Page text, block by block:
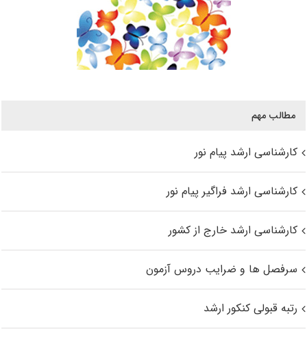
مطالب مهم
کارشناسی ارشد پیام نور
کارشناسی ارشد فراگیر پیام نور
کارشناسی ارشد خارج از کشور
سرفصل ها و ضرایب دروس آزمون
رتبه قبولی کنکور ارشد